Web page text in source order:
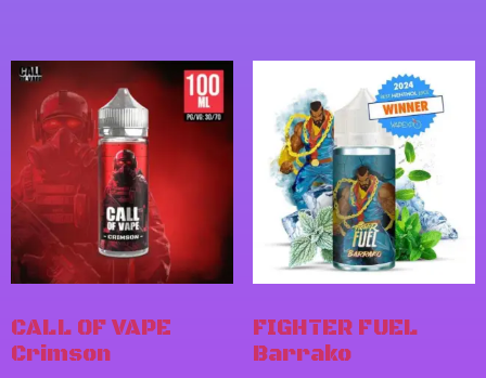
CALL OF VAPE
Crimson
FIGHTER FUEL
Barrako